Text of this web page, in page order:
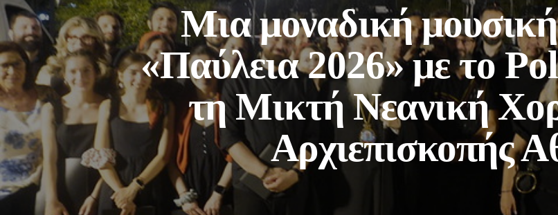
Μια μοναδική
«Παύλεια 2026» με το
τη Μικτή Νεανική
Αρχιεπισκοπής